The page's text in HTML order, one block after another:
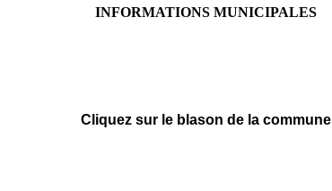
INFORMATIONS MUNICIPALES
Cliquez sur le blason de la commune